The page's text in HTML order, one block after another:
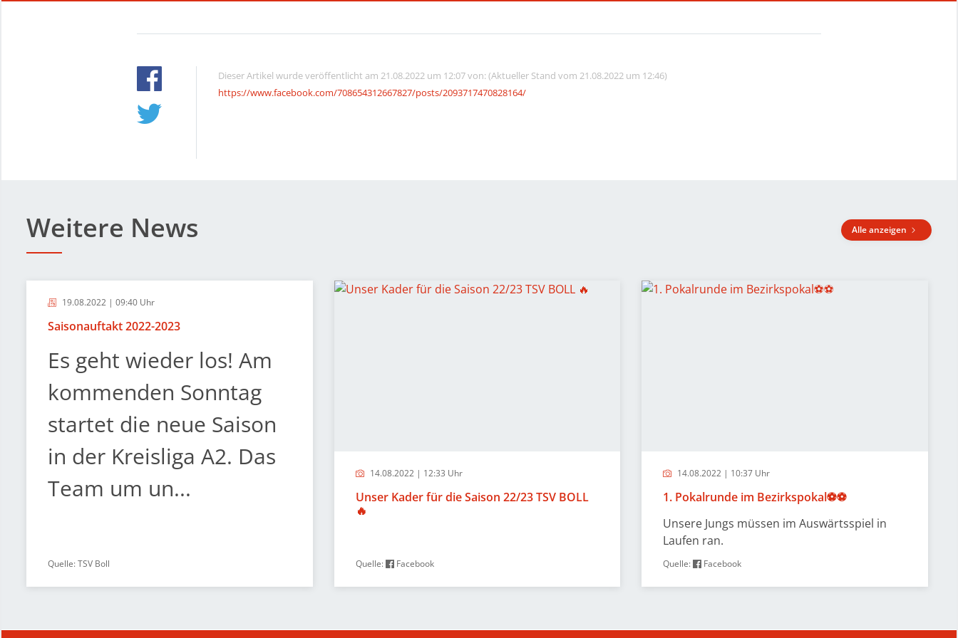
Dieser Artikel wurde veröffentlicht am 21.08.2022 um 12:07 von: (Aktueller Stand vom 21.08.2022 um 12:46)
https://www.facebook.com/708654312667827/posts/2093717470828164/
Weitere News Alle anzeigen
19.08.2022 | 09:40 Uhr
Saisonauftakt 2022-2023
Es geht wieder los! Am
kommenden Sonntag
startet die neue Saison
in der Kreisliga A2. Das
Team um un...
Quelle: TSV Boll
14.08.2022 | 12:33 Uhr
Unser Kader für die Saison 22/23 TSV BOLL
🔥
Quelle: Facebook
14.08.2022 | 10:37 Uhr
1. Pokalrunde im Bezirkspokal⚽️⚽️
Unsere Jungs müssen im Auswärtsspiel in
Laufen ran.
Quelle: Facebook